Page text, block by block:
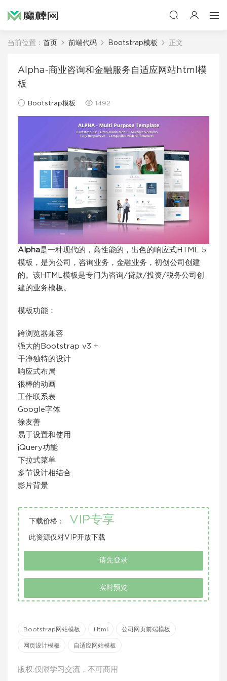
当前位置： 首页 前端代码 Bootstrap模板 正文
Alpha-商业咨询和金融服务自适应网站html模
板
Bootstrap模板 1492
Alpha是一种现代的，高性能的，出色的响应式HTML 5
模板，是为公司，咨询业务，金融业务，初创公司创建
的。该HTML模板是专门为咨询/贷款/投资/税务公司创
建的业务模板。
模板功能：
跨浏览器兼容
强大的Bootstrap v3 +
干净独特的设计
响应式布局
很棒的动画
工作联系表
Google字体
徐友善
易于设置和使用
jQuery功能
下拉式菜单
多节设计相结合
影片背景
下载价格： VIP专享
此资源仅对VIP开放下载
请先登录
实时预览
Bootstrap网站模板 Html 公司网页前端模板
网页设计模板 自适应网站模板
版权:仅限学习交流，不可商用